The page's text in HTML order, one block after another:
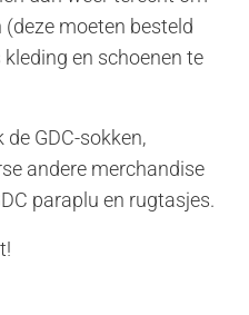
moeten besteld
en schoenen te
GDC-sokken,
andere merchandise
paraplu en rugtasjes.